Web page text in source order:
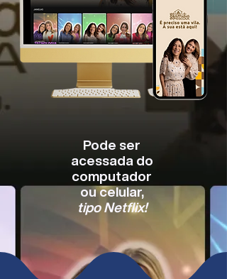
Pode ser
acessada do
computador
ou celular,
tipo Netflix!